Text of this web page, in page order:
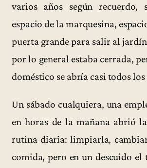
varios años según recuerdo,
espacio de la marquesina,
puerta grande para salir al
por lo general estaba cerrada,
doméstico se abría casi todos los
Un sábado cualquiera, una
en horas de la mañana abrió
rutina diaria: limpiarla,
comida, pero en un descuido